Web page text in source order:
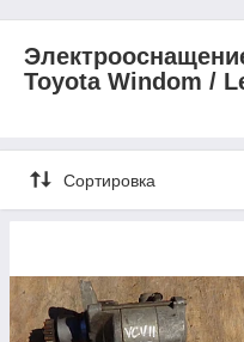
Toyota Windom /
Сортировка